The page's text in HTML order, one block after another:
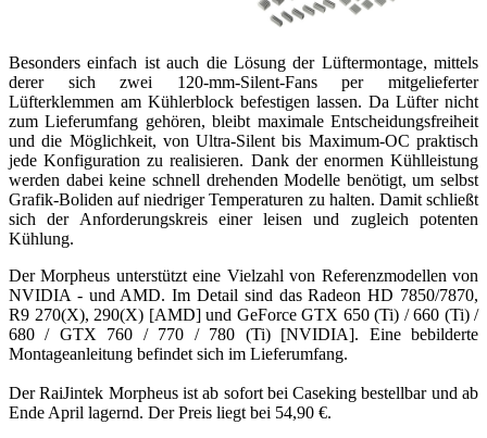
Besonders einfach ist auch die Lösung der Lüftermontage, mittels
derer sich zwei 120-mm-Silent-Fans per mitgelieferter
Lüfterklemmen am Kühlerblock befestigen lassen. Da Lüfter nicht
zum Lieferumfang gehören, bleibt maximale Entscheidungsfreiheit
und die Möglichkeit, von Ultra-Silent bis Maximum-OC praktisch
jede Konfiguration zu realisieren. Dank der enormen Kühlleistung
werden dabei keine schnell drehenden Modelle benötigt, um selbst
Grafik-Boliden auf niedriger Temperaturen zu halten. Damit schließt
sich der Anforderungskreis einer leisen und zugleich potenten
Kühlung.
Der Morpheus unterstützt eine Vielzahl von Referenzmodellen von
NVIDIA - und AMD. Im Detail sind das Radeon HD 7850/7870,
R9 270(X), 290(X) [AMD] und GeForce GTX 650 (Ti) / 660 (Ti) /
680 / GTX 760 / 770 / 780 (Ti) [NVIDIA]. Eine bebilderte
Montageanleitung befindet sich im Lieferumfang.
Der RaiJintek Morpheus ist ab sofort bei Caseking bestellbar und ab
Ende April lagernd. Der Preis liegt bei 54,90 €.